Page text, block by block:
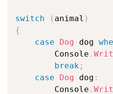
switch ( animal )
{
case
Dog dog
        Console
.
break ;
case
Dog dog :
        Console
.